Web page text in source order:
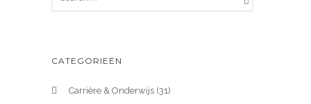
CATEGORIEËN
Carrière & Onderwijs (31)